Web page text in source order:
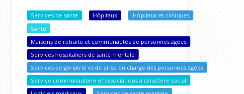
Services de santé Hôpitaux
Hôpitaux et cliniques
Santé
Maisons de retraite et communautés de personnes âgées
Services hospitaliers de santé mentale
Services de gériatrie et de prise en charge des personnes âgées
Service communautaire et associations à caractère social